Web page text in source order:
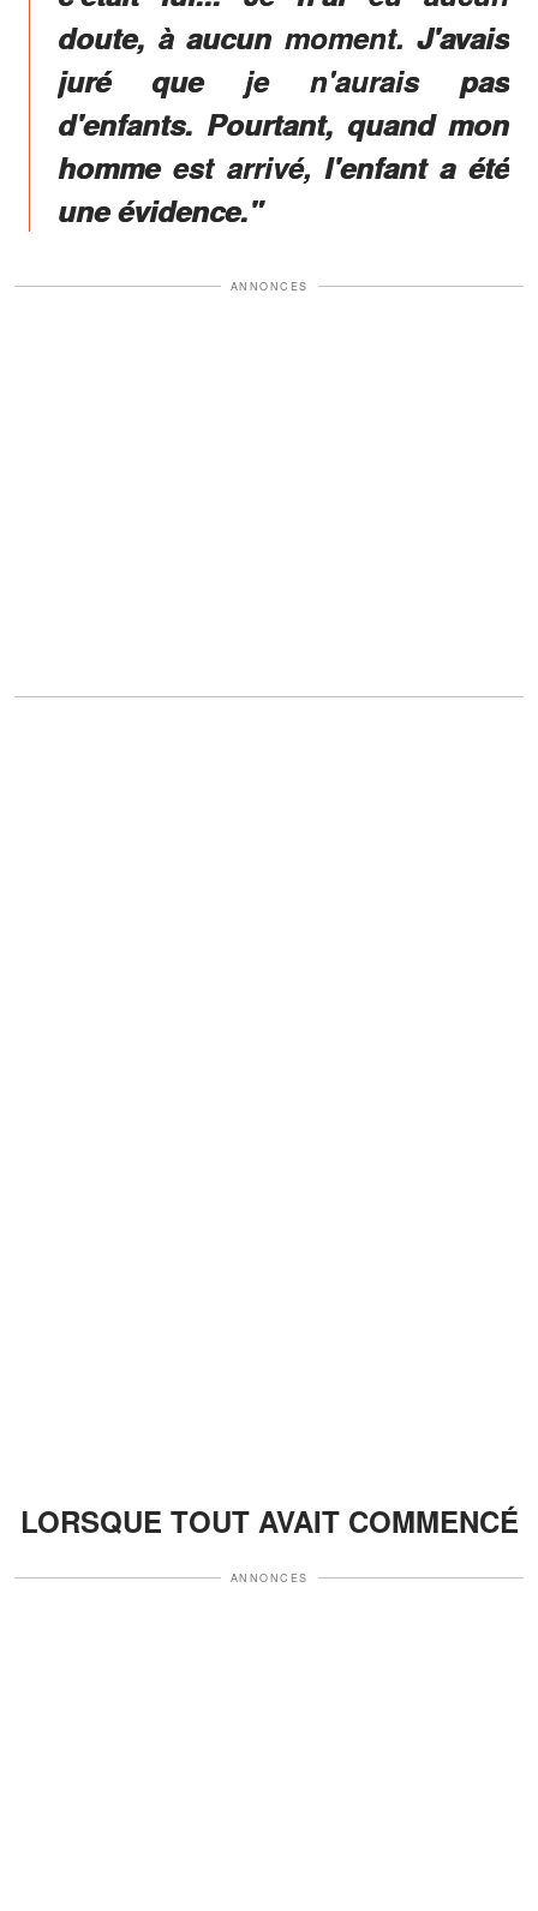
doute, à aucun moment. J'avais
juré que je n'aurais pas
d'enfants. Pourtant, quand mon
homme est arrivé, l'enfant a été
une évidence."
ANNONCES
LORSQUE TOUT AVAIT COMMENCÉ
ANNONCES